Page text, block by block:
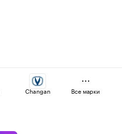
Changan Все марки